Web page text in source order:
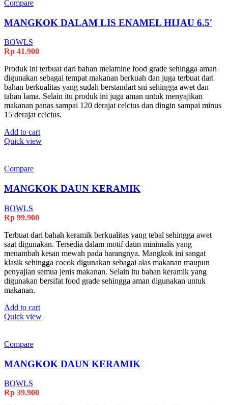
Compare
MANGKOK DALAM LIS ENAMEL HIJAU 6.5′
BOWLS
Rp 41.900
Produk ini terbuat dari bahan melamine food grade sehingga aman
digunakan sebagai tempat makanan berkuah dan juga terbuat dari
bahan berkualitas yang sudah berstandart sni sehingga awet dan
tahan lama. Selain itu produk ini juga aman untuk menyajikan
makanan panas sampai 120 derajat celcius dan dingin sampai minus
15 derajat celcius.
Add to cart
Quick view
Compare
MANGKOK DAUN KERAMIK
BOWLS
Rp 99.900
Terbuat dari bahah keramik berkualitas yang tebal sehingga awet
saat digunakan. Tersedia dalam motif daun minimalis yang
menambah kesan mewah pada barangnya. Mangkok ini sangat
klasik sehingga cocok digunakan sebagai alas makanan maupun
penyajian semua jenis makanan. Selain itu bahan keramik yang
digunakan bersifat food grade sehingga aman digunakan untuk
makanan.
Add to cart
Quick view
Compare
MANGKOK DAUN KERAMIK
BOWLS
Rp 39.900